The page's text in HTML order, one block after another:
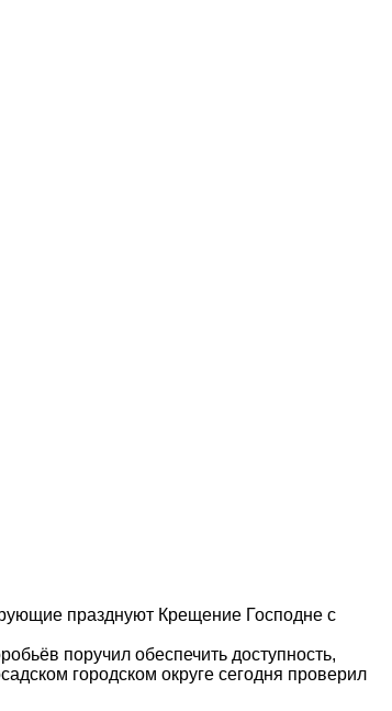
празднуют Крещение Господне с
поручил обеспечить доступность,
городском округе сегодня проверил